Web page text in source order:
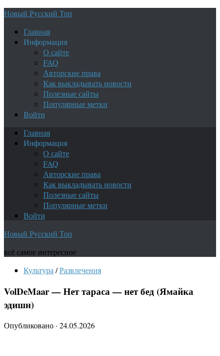
Новый Русский Топ
Главная
Информация
О сайте
FAQ
Авторские права
Как выкладывать новости
Полезные сайты
Популярные метки
Войти
Главная
Информация
О сайте
FAQ
Авторские права
Как выкладывать новости
Полезные сайты
Популярные метки
Войти
Новый Русский Топ
всё самое интересное
Культура /Развлечения
VolDeMaar — Нет тараса — нет бед (Ямайка
эдишн)
Опубликовано · 24.05.2026